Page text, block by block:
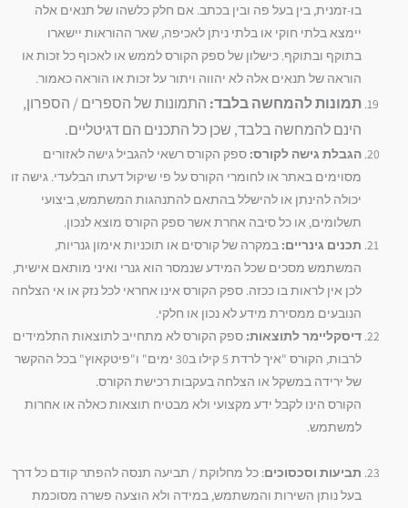
בו-זמנית, בין בעל פה ובין בכתב. אם חלק כלשהו של תנאים אלה
יימצא בלתי חוקי או בלתי ניתן לאכיפה, שאר ההוראות יישארו
בתוקף ובתוקף. כישלון של ספק הקורס לממש או לאכוף כל זכות או
הוראה של תנאים אלה לא יהווה ויתור על זכות או הוראה כאמור.
תמונות להמחשה בלבד: התמונות של הספרים / הספרון,
הינם להמחשה בלבד, שכן כל התכנים הם דגיטליים.
הגבלת גישה לקורס: ספק הקורס רשאי להגביל גישה לאזורים
מסוימים באתר או לחומרי הקורס על פי שיקול דעתו הבלעדי. גישה זו
יכולה להינתן או להישלל בהתאם להתנהגות המשתמש, ביצועי
תשלומים, או כל סיבה אחרת אשר ספק הקורס מוצא לנכון.
תכנים גינריים: במקרה של קורסים או תוכניות אימון גנריות,
המשתמש מסכים שכל המידע שנמסר הוא גנרי ואיני מותאם אישית,
לכן אין לראות בו ככזה. ספק הקורס אינו אחראי לכל נזק או אי הצלחה
הנובעים ממסירת מידע לא נכון או חלקי.
דיסקליימר לתוצאות:ספק הקורס לא מתחייב לתוצאות התלמידים
לרבות, הקורס "איך לרדת 5 קילו ב30 ימים" ו"פיטקאוץ" בכל ההקשר
של ירידה במשקל או הצלחה בעקבות רכישת הקורס.
הקורס הינו לקבל ידע מקצועי ולא מבטיח תוצאות כאלה או אחרות
למשתמש.
תביעות וסכסוכים: כל מחלוקת / תביעה תנסה להפתר קודם כל דרך
בעל נותן השירות והמשתמש, במידה ולא הוצעה פשרה מסוכמת